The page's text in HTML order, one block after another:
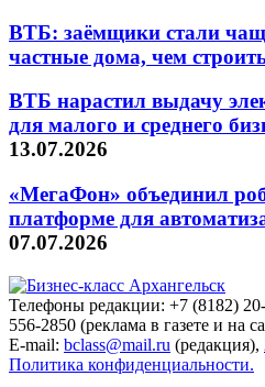
ВТБ: заёмщики стали
частные дома, чем
ВТБ нарастил выдачу
для малого и среднего
13.07.2026
«МегаФон» объединил
платформе для
07.07.2026
Телефоны редакции: +7 (8182)
556-2850 (реклама в газете и на
E-mail: bclass@mail.ru (редакция),
Политика конфиденциальности.